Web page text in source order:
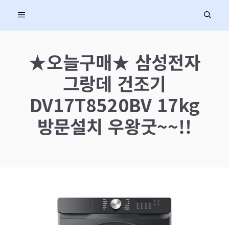
MENU
★오늘구매★ 삼성전자
그랑데 건조기
DV17T8520BV 17kg
방문설치 우왕굿~~!!